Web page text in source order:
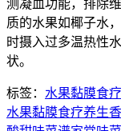
测凝血功能，排除
质的水果如椰子水
时摄入过多温热性
状。
标签： 水果黏膜食
水果黏膜食疗养生